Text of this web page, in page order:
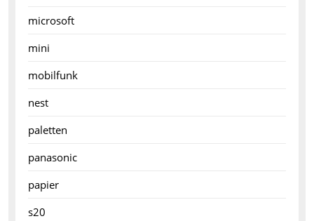
microsoft
mini
mobilfunk
nest
paletten
panasonic
papier
s20